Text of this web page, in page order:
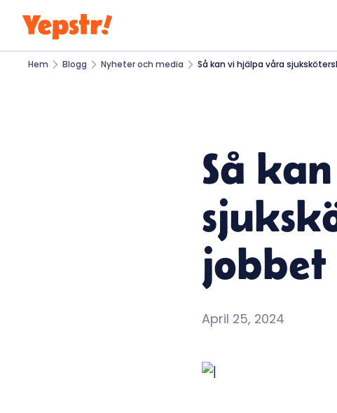
Hem Blogg Nyheter och media Så kan vi hjälpa våra
Så
jobbet
April 25, 2024